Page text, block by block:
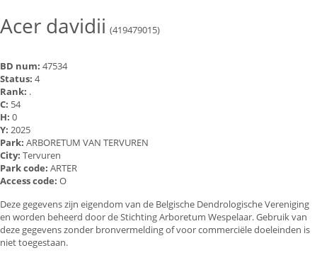
Acer davidii (419479015)
BD num: 47534
Status: 4
Rank: .
C: 54
H: 0
Y: 2025
Park: ARBORETUM VAN TERVUREN
City: Tervuren
Park code: ARTER
Access code: O
Deze gegevens zijn eigendom van de Belgische Dendrologische Vereniging
en worden beheerd door de Stichting Arboretum Wespelaar. Gebruik van
deze gegevens zonder bronvermelding of voor commerciële doeleinden is
niet toegestaan.